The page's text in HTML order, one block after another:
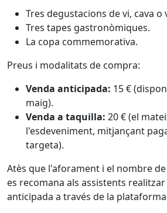
Tres degustacions de vi, cava o
Tres tapes gastronòmiques.
La copa commemorativa.
Preus i modalitats de compra:
Venda anticipada: 15 €
maig).
Venda a taquilla: 20 € (el
l'esdeveniment, mitjançant
targeta).
Atès que l'aforament i el nombre
es recomana als assistents
anticipada a través de la